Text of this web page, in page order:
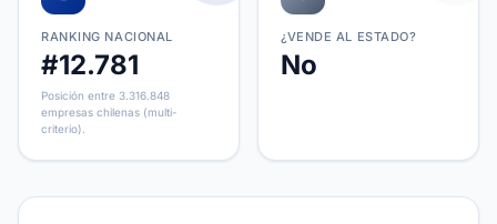
RANKING NACIONAL
#12.781
Posición entre 3.316.848
empresas chilenas (multi-
criterio).
¿VENDE AL ESTADO?
No